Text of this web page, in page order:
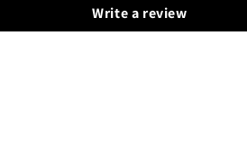
Write a review